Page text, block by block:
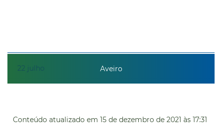
22 julho Aveiro
Conteúdo atualizado em 15 de dezembro de 2021 às 17:31